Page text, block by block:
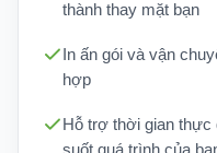
thành thay mặt bạn
In ấn gói và vận
hợp
Hỗ trợ thời gian thực